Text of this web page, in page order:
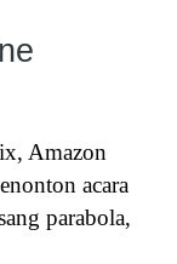
Amazon
acara
parabola,